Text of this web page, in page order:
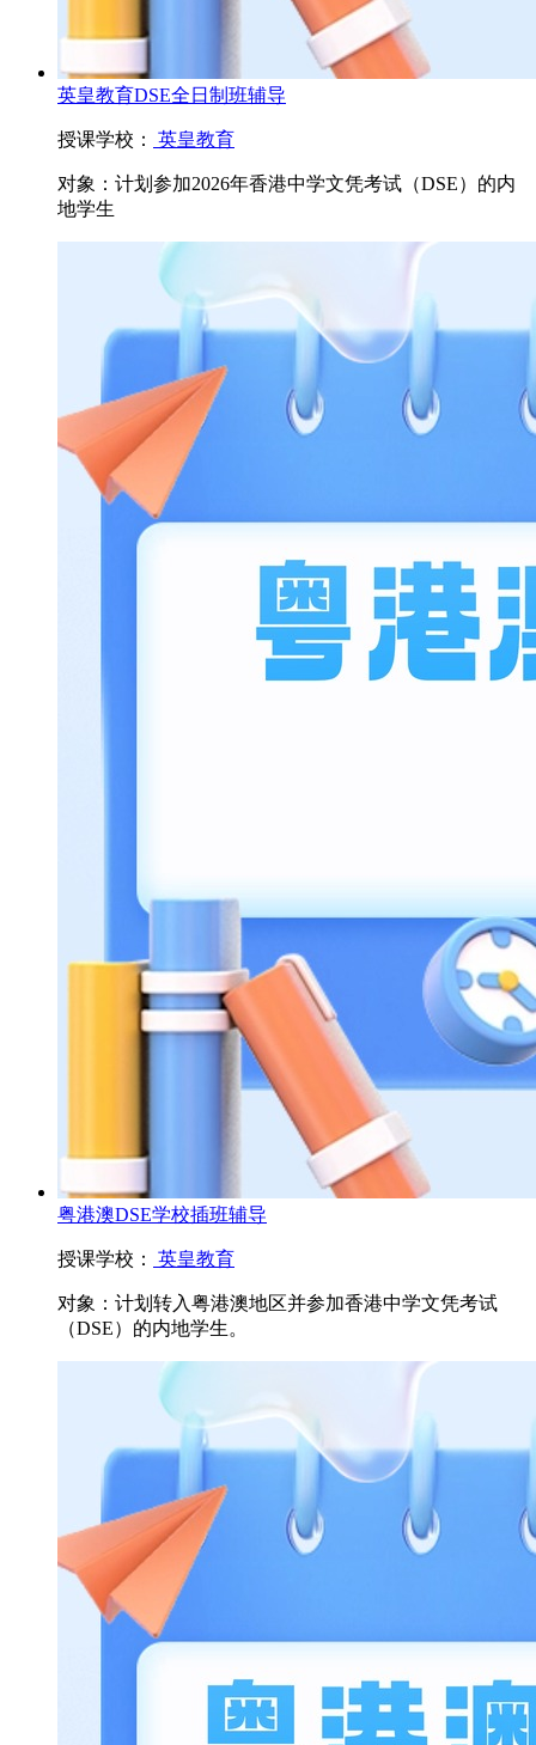
英皇教育DSE全日制班辅导
授课学校： 英皇教育
对象： 计划参加2026年香港中学文凭考试（DSE）的内
地学生
粤港澳DSE学校插班辅导
授课学校： 英皇教育
对象： 计划转入粤港澳地区并参加香港中学文凭考试
（DSE）的内地学生。